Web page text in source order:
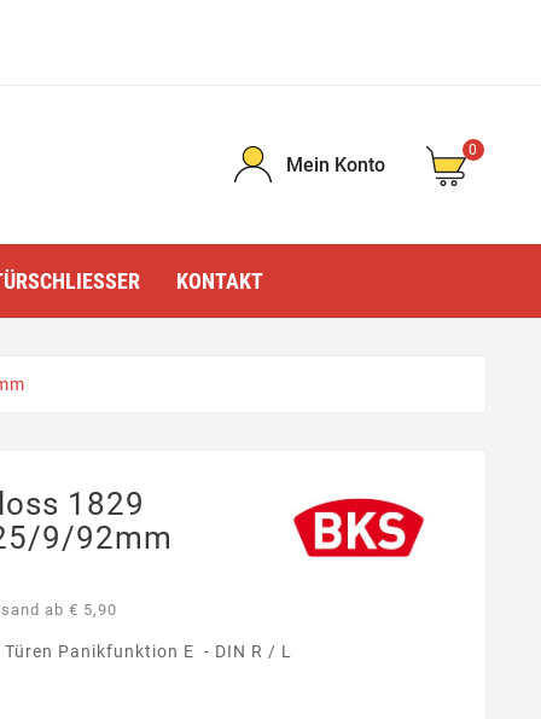
Mein Konto
0
KONTAKT
1829
9/92mm
ab € 5,90
Panikfunktion E - DIN R / L